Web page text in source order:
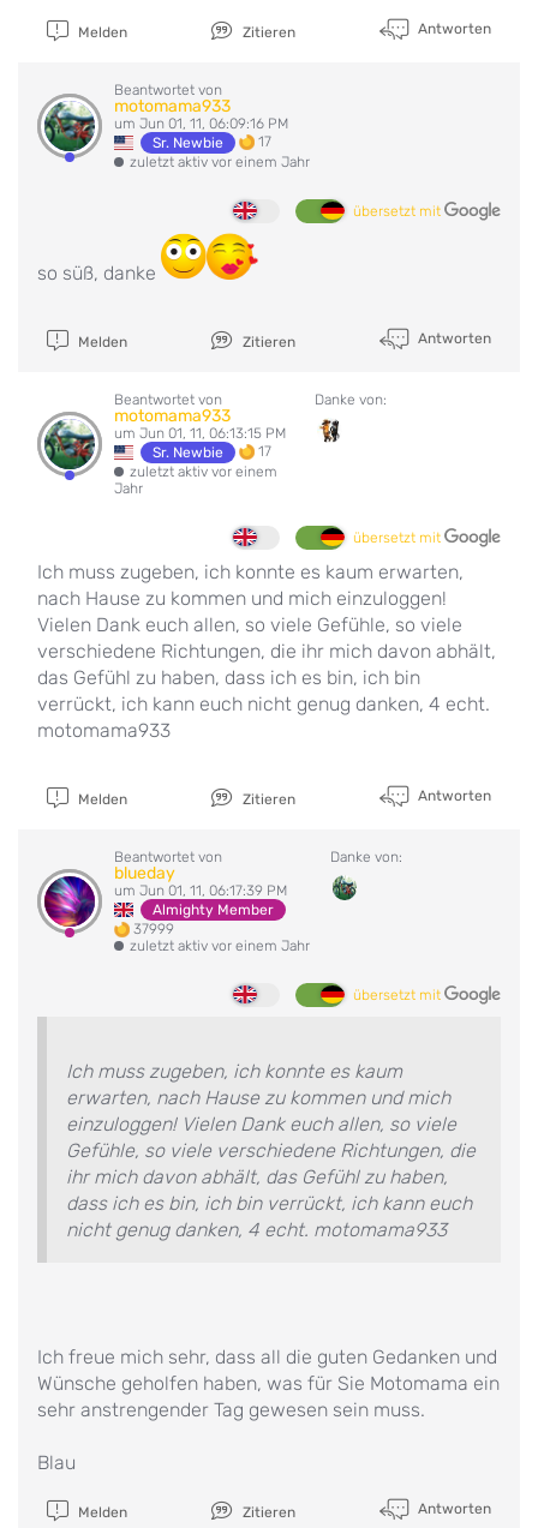
Melden Zitieren Antworten
Beantwortet von
motomama933
um Jun 01, 11, 06:09:16 PM
Sr. Newbie
17
zuletzt aktiv vor einem Jahr
übersetzt mit
so süß, danke
Melden Zitieren Antworten
Beantwortet von
motomama933
um Jun 01, 11, 06:13:15 PM
Sr. Newbie
17
zuletzt aktiv vor einem
Jahr
Danke von:
übersetzt mit
Ich muss zugeben, ich konnte es kaum erwarten,
nach Hause zu kommen und mich einzuloggen!
Vielen Dank euch allen, so viele Gefühle, so viele
verschiedene Richtungen, die ihr mich davon abhält,
das Gefühl zu haben, dass ich es bin, ich bin
verrückt, ich kann euch nicht genug danken, 4 echt.
motomama933
Melden Zitieren Antworten
Beantwortet von
blueday
um Jun 01, 11, 06:17:39 PM
Almighty Member
37999
zuletzt aktiv vor einem Jahr
Danke von:
übersetzt mit
Ich muss zugeben, ich konnte es kaum
erwarten, nach Hause zu kommen und mich
einzuloggen! Vielen Dank euch allen, so viele
Gefühle, so viele verschiedene Richtungen, die
ihr mich davon abhält, das Gefühl zu haben,
dass ich es bin, ich bin verrückt, ich kann euch
nicht genug danken, 4 echt. motomama933
Ich freue mich sehr, dass all die guten Gedanken und
Wünsche geholfen haben, was für Sie Motomama ein
sehr anstrengender Tag gewesen sein muss.
Blau
Melden Zitieren Antworten